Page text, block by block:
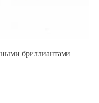
бриллиантами